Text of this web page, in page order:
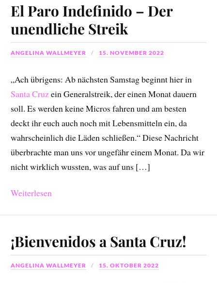
El Paro Indefinido – Der
unendliche Streik
ANGELINA WALLMEYER 15. NOVEMBER 2022
„Ach übrigens: Ab nächsten Samstag beginnt hier in
Santa Cruzein Generalstreik, der einen Monat dauern
soll. Es werden keine Micros fahren und am besten
deckt ihr euch auch noch mit Lebensmitteln ein, da
wahrscheinlich die Läden schließen.“ Diese Nachricht
überbrachte man uns vor ungefähr einem Monat. Da wir
nicht wirklich wussten, was auf uns […]
Weiterlesen
¡Bienvenidos a Santa Cruz!
ANGELINA WALLMEYER 15. OKTOBER 2022